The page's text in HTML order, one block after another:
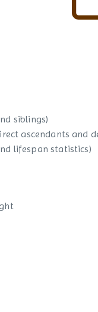
siblings)
ascendants and
lifespan statistics)